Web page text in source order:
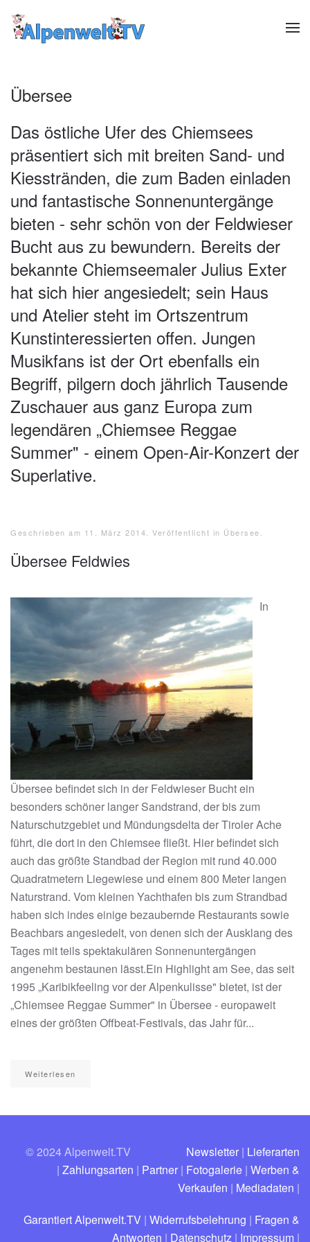
Zum Hauptinhalt springen
Übersee
Das östliche Ufer des Chiemsees
präsentiert sich mit breiten Sand- und
Kiesstränden, die zum Baden einladen
und fantastische Sonnenuntergänge
bieten - sehr schön von der Feldwieser
Bucht aus zu bewundern. Bereits der
bekannte Chiemseemaler Julius Exter
hat sich hier angesiedelt; sein Haus
und Atelier steht im Ortszentrum
Kunstinteressierten offen. Jungen
Musikfans ist der Ort ebenfalls ein
Begriff, pilgern doch jährlich Tausende
Zuschauer aus ganz Europa zum
legendären „Chiemsee Reggae
Summer" - einem Open-Air-Konzert der
Superlative.
Geschrieben am 11. März 2014 . Veröffentlicht in Übersee
Übersee Feldwies
In
Übersee befindet sich in der Feldwieser Bucht ein
besonders schöner langer Sandstrand, der bis zum
Naturschutzgebiet und Mündungsdelta der Tiroler Ache
führt, die dort in den Chiemsee fließt. Hier befindet sich
auch das größte Standbad der Region mit rund 40.000
Quadratmetern Liegewiese und einem 800 Meter langen
Naturstrand. Vom kleinen Yachthafen bis zum Strandbad
haben sich indes einige bezaubernde Restaurants sowie
Beachbars angesiedelt, von denen sich der Ausklang des
Tages mit teils spektakulären Sonnenuntergängen
angenehm bestaunen lässt.Ein Highlight am See, das seit
1995 „Karibikfeeling vor der Alpenkulisse" bietet, ist der
„Chiemsee Reggae Summer" in Übersee - europaweit
eines der größten Offbeat-Festivals, das Jahr für...
Weiterlesen
© 2024 Alpenwelt.TV Newsletter | Lieferarten
| Zahlungsarten | Partner | Fotogalerie | Werben &
Verkaufen | Mediadaten |
Garantiert Alpenwelt.TV | Widerrufsbelehrung | Fragen &
Antworten | Datenschutz | Impressum |